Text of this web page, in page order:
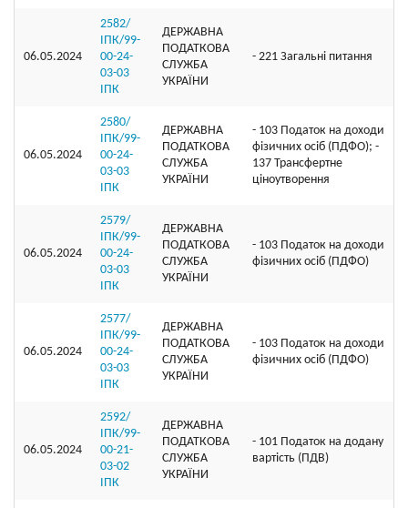
06.05.2024
2582/
ІПК/99-
00-24-
03-03
ІПК
ДЕРЖАВНА
ПОДАТКОВА
СЛУЖБА
УКРАЇНИ
- 221 Загальні питання
06.05.2024
2580/
ІПК/99-
00-24-
03-03
ІПК
ДЕРЖАВНА
ПОДАТКОВА
СЛУЖБА
УКРАЇНИ
- 103 Податок на доходи
фізичних осіб (ПДФО); -
137 Трансфертне
ціноутворення
06.05.2024
2579/
ІПК/99-
00-24-
03-03
ІПК
ДЕРЖАВНА
ПОДАТКОВА
СЛУЖБА
УКРАЇНИ
- 103 Податок на доходи
фізичних осіб (ПДФО)
06.05.2024
2577/
ІПК/99-
00-24-
03-03
ІПК
ДЕРЖАВНА
ПОДАТКОВА
СЛУЖБА
УКРАЇНИ
- 103 Податок на доходи
фізичних осіб (ПДФО)
06.05.2024
2592/
ІПК/99-
00-21-
03-02
ІПК
ДЕРЖАВНА
ПОДАТКОВА
СЛУЖБА
УКРАЇНИ
- 101 Податок на додану
вартість (ПДВ)